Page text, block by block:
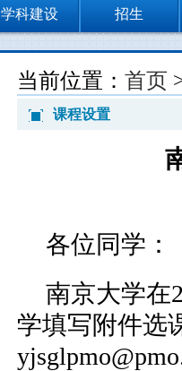
学科建设 招生
当前位置： 首页
课程设置
各位同学：
南京大学在
学填写附件选